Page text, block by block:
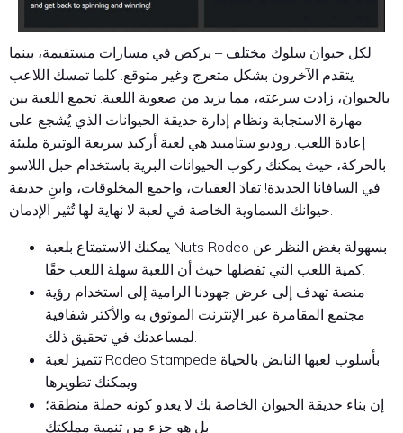
لكل حيوان سلوك مختلف – يركض في مسارات مستقيمة، بينما
يتقدم الآخرون بشكل متعرج وغير متوقع. كلما تمسك اللاعب
بالحيوان، زادت سرعته، مما يزيد من صعوبة اللعبة. تجمع اللعبة بين
مهارة الاستجابة ونظام إدارة حديقة الحيوانات الذي يُشجع على
إعادة اللعب. روديو ستامبيد هي لعبة أركيد سريعة الوتيرة مليئة
بالحركة، حيث يمكنك ركوب الحيوانات البرية باستخدام حبل اللاسو
في السافانا الجديدة! تفادَ العقبات، واجمع المخلوقات، وابنِ حديقة
يمكنك الاستمتاع بلعبة Nuts Rodeo بسهولة بغض النظر عن
منصة تهدف إلى عرض جهودنا الرامية إلى استخدام رؤية
مجتمع المقامرة عبر الإنترنت الموثوق به والأكثر شفافية
تتميز لعبة Rodeo Stampede بأسلوب لعبها النابض بالحياة
إن بناء حديقة الحيوان الخاصة بك لا يعدو كونه حملة منطقة؛